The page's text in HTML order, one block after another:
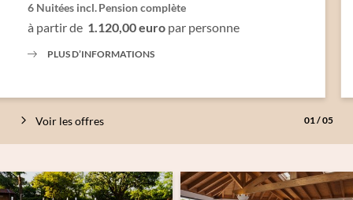
01/05
Voir les offres
6 Nuitées incl.Pension complète
à partir de 1.120,00 euro par personne
PLUS D’INFORMATIONS